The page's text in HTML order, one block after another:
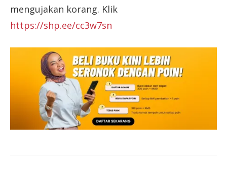
mengujakan korang. Klik
https://shp.ee/cc3w7sn